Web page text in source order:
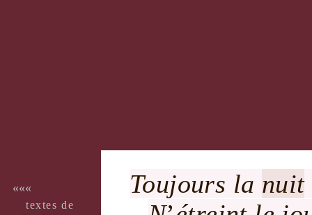
«««
textes de
Toujours la nuit